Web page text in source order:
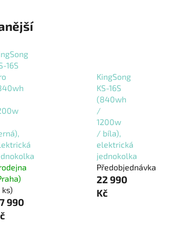
16S
ks)
990
KingSong
KS-16S
(840wh
/
1200w
/ bíla),
elektrická
jednokolka
Předobjednávka
22 990
Kč